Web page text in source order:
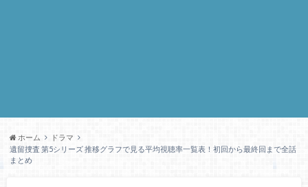
ホーム
ドラマ
遺留捜査 第5シリーズ 推移グラフで見る平均視聴率一覧表！初回から最終回まで全話
まとめ